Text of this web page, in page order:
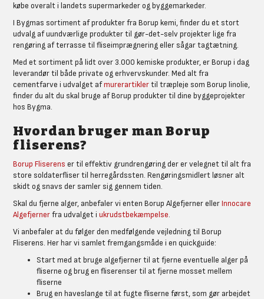
købe overalt i landets supermarkeder og byggemarkeder.
I Bygmas sortiment af produkter fra Borup kemi, finder du et stort
udvalg af uundværlige produkter til gør-det-selv projekter lige fra
rengøring af terrasse til fliseimprægnering eller sågar tagtætning.
Med et sortiment på lidt over 3.000 kemiske produkter, er Borup i dag
leverandør til både private og erhvervskunder. Med alt fra
cementfarve i udvalget afmurerartiklertil træpleje som Borup linolie,
finder du alt du skal bruge af Borup produkter til dine byggeprojekter
hos Bygma.
Hvordan bruger man Borup
fliserens?
Borup Fliserens er til effektiv grundrengøring der er velegnet til alt fra
store soldaterfliser til herregårdssten. Rengøringsmidlert løsner alt
skidt og snavs der samler sig gennem tiden.
Skal du fjerne alger, anbefaler vi enten Borup Algefjerner ellerInnocare
Algefjernerfra udvalget i ukrudstbekæmpelse.
Vi anbefaler at du følger den medfølgende vejledning til Borup
Fliserens. Her har vi samlet fremgangsmåde i en quickguide:
Start med at bruge algefjerner til at fjerne eventuelle alger på
fliserne og brug en fliserenser til at fjerne mosset mellem
fliserne
Brug en haveslange til at fugte fliserne først, som gør arbejdet